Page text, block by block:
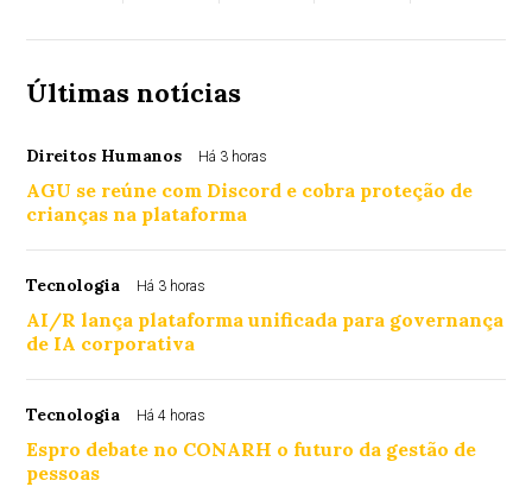
Últimas notícias
Direitos Humanos Há 3 horas
AGU se reúne com Discord e cobra proteção de
crianças na plataforma
Tecnologia Há 3 horas
AI/R lança plataforma unificada para governança
de IA corporativa
Tecnologia Há 4 horas
Espro debate no CONARH o futuro da gestão de
pessoas